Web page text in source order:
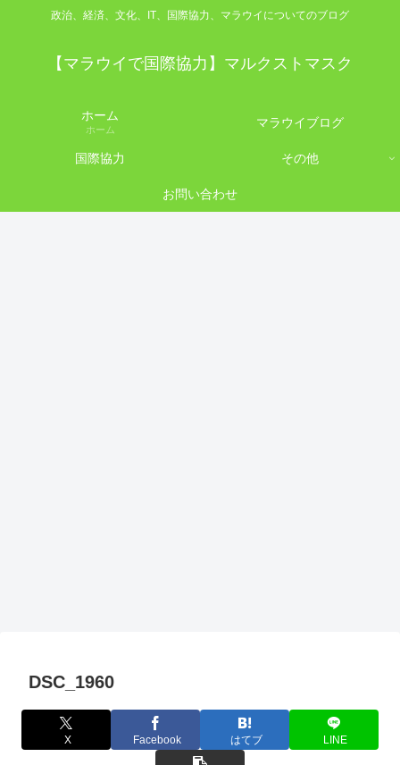
政治、経済、文化、IT、国際協力、マラウイについてのブログ
【マラウイで国際協力】マルクストマスク
ホーム
ホーム マラウイブログ
国際協力 その他
お問い合わせ
DSC_1960
X Facebook はてブ LINE